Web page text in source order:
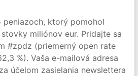
peniazoch, ktorý pomohol
miliónov eur. Pridajte sa
#zpdz (priemerný open rate
%). Vaša e-mailová adresa
účelom zasielania newslettera